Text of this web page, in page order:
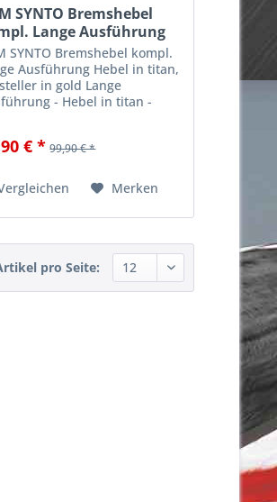
SYNTO Bremshebel
Lange Ausführung
SYNTO Bremshebel kompl.
Ausführung Hebel in titan,
in gold Lange
- Hebel in titan -
ABS RC74 ab 2014 ,
/...
€ * 99,90 € *
Merken
pro Seite: